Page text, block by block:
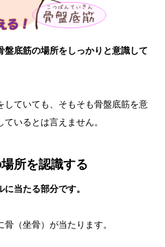
盤底筋の場所をしっかりと意識して
していても、そもそも骨盤底筋を意
いるとは言えません。
所を認識する
に当たる部分です。
（坐骨）が当たります。